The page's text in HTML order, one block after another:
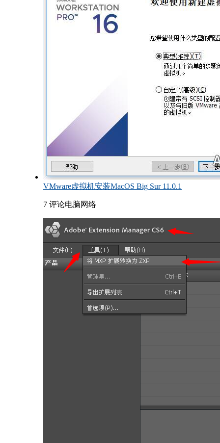
VMware虚拟机安装MacOS Big Sur 11.0.1
7 评论电脑网络